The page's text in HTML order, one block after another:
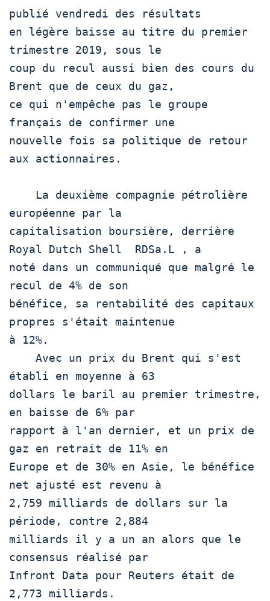
publié vendredi des résultats
en légère baisse au titre du premier
trimestre 2019, sous le
coup du recul aussi bien des cours du
Brent que de ceux du gaz,
ce qui n'empêche pas le groupe
français de confirmer une
nouvelle fois sa politique de retour
aux actionnaires.
européenne par la
capitalisation boursière, derrière
Royal Dutch Shell  RDSa.L , a
noté dans un communiqué que malgré le
recul de 4% de son
bénéfice, sa rentabilité des capitaux
propres s'était maintenue
à 12%.
établi en moyenne à 63
dollars le baril au premier trimestre,
en baisse de 6% par
rapport à l'an dernier, et un prix de
gaz en retrait de 11% en
Europe et de 30% en Asie, le bénéfice
net ajusté est revenu à
2,759 milliards de dollars sur la
période, contre 2,884
milliards il y a un an alors que le
consensus réalisé par
Infront Data pour Reuters était de
2,773 milliards.